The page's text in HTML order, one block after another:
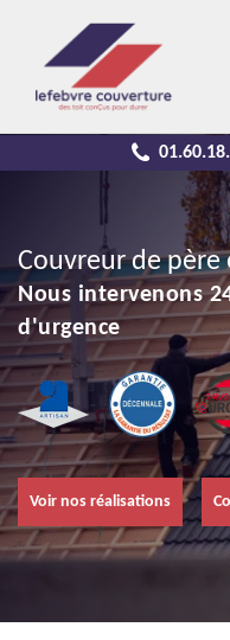
Couvreur de père
Nous intervenons
d'urgence
Voir nos réalisations